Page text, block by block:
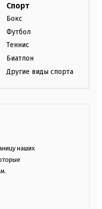
Спорт
Бокс
Футбол
Теннис
Биатлон
Другие виды спорта
наших